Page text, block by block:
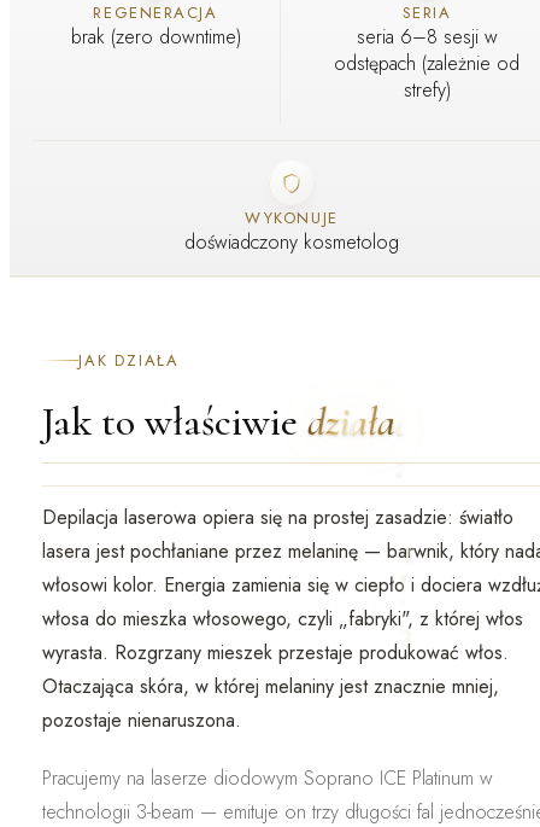
REGENERACJA
brak (zero downtime)
SERIA
seria 6–8 sesji w
odstępach (zależnie od
strefy)
WYKONUJE
doświadczony kosmetolog
JAK DZIAŁA
Jak to właściwie działa
Depilacja laserowa opiera się na prostej zasadzie: światło
lasera jest pochłaniane przez melaninę— barwnik, który
włosowi kolor. Energia zamienia się w ciepło i dociera
włosa do mieszka włosowego, czyli „fabryki", z której włos
wyrasta. Rozgrzany mieszek przestaje produkować włos.
Otaczająca skóra, w której melaniny jest znacznie mniej,
pozostaje nienaruszona.
Pracujemy na laserze diodowym Soprano ICE Platinum w
technologii 3-beam — emituje on trzy długości fal